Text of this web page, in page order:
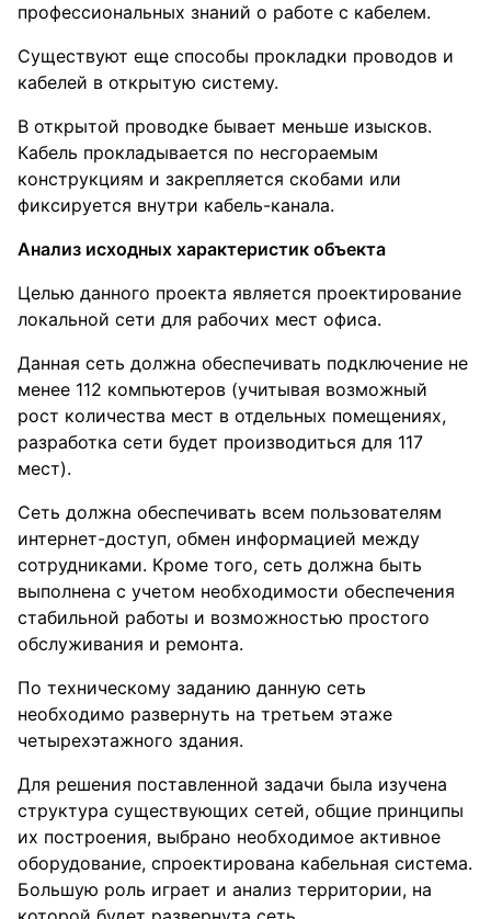
профессиональных знаний о работе с кабелем.
Существуют еще способы прокладки проводов и
кабелей в открытую систему.
В открытой проводке бывает меньше изысков.
Кабель прокладывается по несгораемым
конструкциям и закрепляется скобами или
фиксируется внутри кабель-канала.
Анализ исходных характеристик объекта
Целью данного проекта является проектирование
локальной сети для рабочих мест офиса.
Данная сеть должна обеспечивать подключение не
менее 112 компьютеров (учитывая возможный
рост количества мест в отдельных помещениях,
разработка сети будет производиться для 117
мест).
Сеть должна обеспечивать всем пользователям
интернет-доступ, обмен информацией между
сотрудниками. Кроме того, сеть должна быть
выполнена с учетом необходимости обеспечения
стабильной работы и возможностью простого
обслуживания и ремонта.
По техническому заданию данную сеть
необходимо развернуть на третьем этаже
четырехэтажного здания.
Для решения поставленной задачи была изучена
структура существующих сетей, общие принципы
их построения, выбрано необходимое активное
оборудование, спроектирована кабельная система.
Большую роль играет и анализ территории, на